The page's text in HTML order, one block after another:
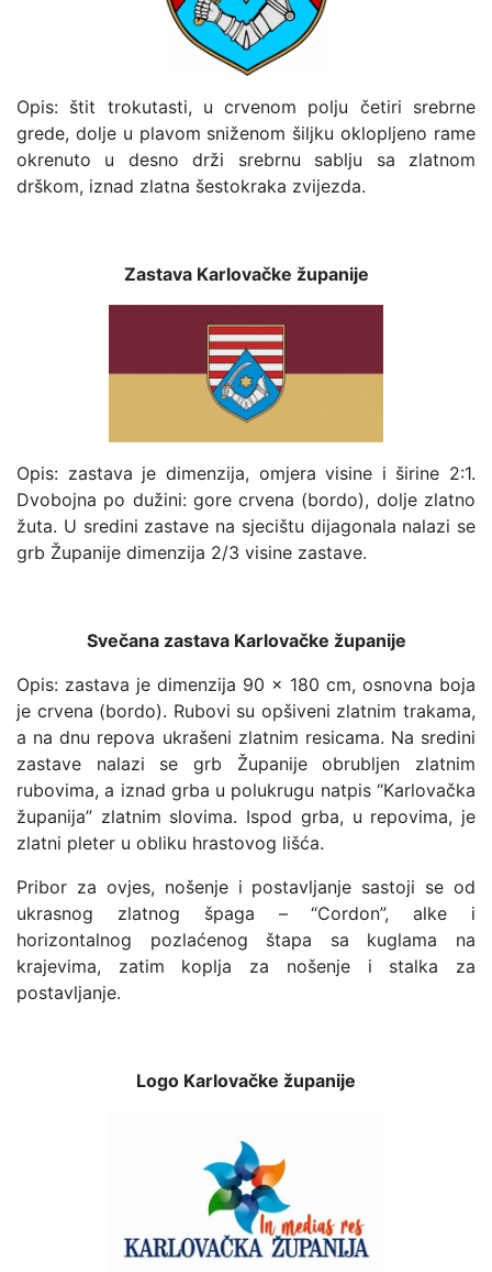
Opis: štit trokutasti, u crvenom polju četiri srebrne
grede, dolje u plavom sniženom šiljku oklopljeno rame
okrenuto u desno drži srebrnu sablju sa zlatnom
drškom, iznad zlatna šestokraka zvijezda.
Zastava Karlovačke županije
Opis: zastava je dimenzija, omjera visine i širine 2:1.
Dvobojna po dužini: gore crvena (bordo), dolje zlatno
žuta. U sredini zastave na sjecištu dijagonala nalazi se
grb Županije dimenzija 2/3 visine zastave.
Svečana zastava Karlovačke županije
Opis: zastava je dimenzija 90 x 180 cm, osnovna boja
je crvena (bordo). Rubovi su opšiveni zlatnim trakama,
a na dnu repova ukrašeni zlatnim resicama. Na sredini
zastave nalazi se grb Županije obrubljen zlatnim
rubovima, a iznad grba u polukrugu natpis “Karlovačka
županija” zlatnim slovima. Ispod grba, u repovima, je
zlatni pleter u obliku hrastovog lišća.
Pribor za ovjes, nošenje i postavljanje sastoji se od
ukrasnog zlatnog špaga – “Cordon”, alke i
horizontalnog pozlaćenog štapa sa kuglama na
krajevima, zatim koplja za nošenje i stalka za
postavljanje.
Logo Karlovačke županije